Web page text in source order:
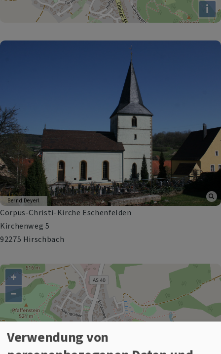
i
Bernd Deyerl
Corpus-Christi-Kirche Eschenfelden
Kirchenweg 5
92275 Hirschbach
+
−
Verwendung von